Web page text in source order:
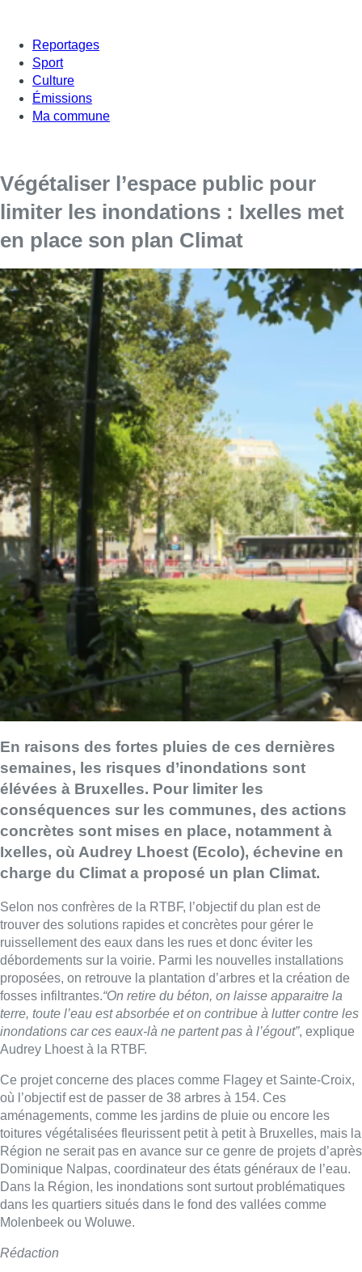
Reportages
Sport
Culture
Émissions
Ma commune
Végétaliser l’espace public pour
limiter les inondations : Ixelles met
en place son plan Climat
En raisons des fortes pluies de ces dernières
semaines, les risques d’inondations sont
élévées à Bruxelles. Pour limiter les
conséquences sur les communes, des actions
concrètes sont mises en place, notamment à
Ixelles, où Audrey Lhoest (Ecolo), échevine en
charge du Climat a proposé un plan Climat.
Selon nos confrères de la RTBF, l’objectif du plan est de
trouver des solutions rapides et concrètes pour gérer le
ruissellement des eaux dans les rues et donc éviter les
débordements sur la voirie. Parmi les nouvelles installations
proposées, on retrouve la plantation d’arbres et la création de
fosses infiltrantes.“On retire du béton, on laisse apparaitre la
terre, toute l’eau est absorbée et on contribue à lutter contre les
inondations car ces eaux-là ne partent pas à l’égout”, explique
Audrey Lhoest à la RTBF.
Ce projet concerne des places comme Flagey et Sainte-Croix,
où l’objectif est de passer de 38 arbres à 154. Ces
aménagements, comme les jardins de pluie ou encore les
toitures végétalisées fleurissent petit à petit à Bruxelles, mais la
Région ne serait pas en avance sur ce genre de projets d’après
Dominique Nalpas, coordinateur des états généraux de l’eau.
Dans la Région, les inondations sont surtout problématiques
dans les quartiers situés dans le fond des vallées comme
Molenbeek ou Woluwe.
Rédaction